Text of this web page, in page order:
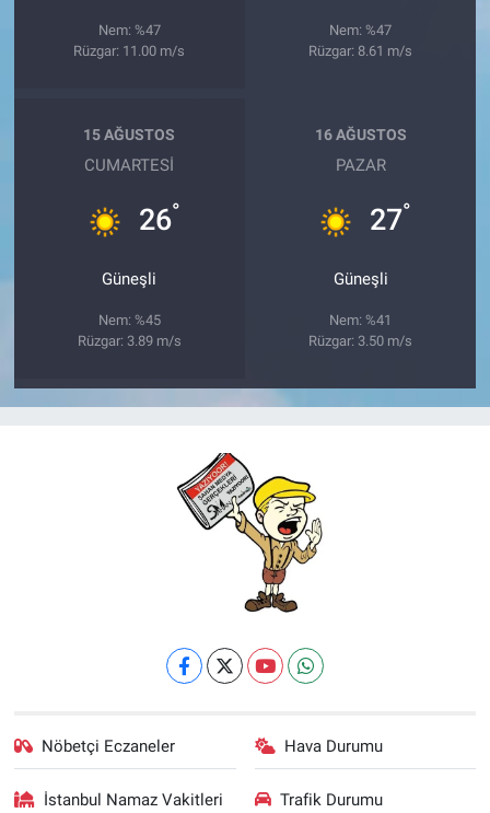
Nem: %47
Rüzgar: 11.00 m/s
Nem: %47
Rüzgar: 8.61 m/s
15 AĞUSTOS
CUMARTESI
26°
Güneşli
Nem: %45
Rüzgar: 3.89 m/s
16 AĞUSTOS
PAZAR
27°
Güneşli
Nem: %41
Rüzgar: 3.50 m/s
Nöbetçi Eczaneler Hava Durumu
İstanbul Namaz Vakitleri Trafik Durumu